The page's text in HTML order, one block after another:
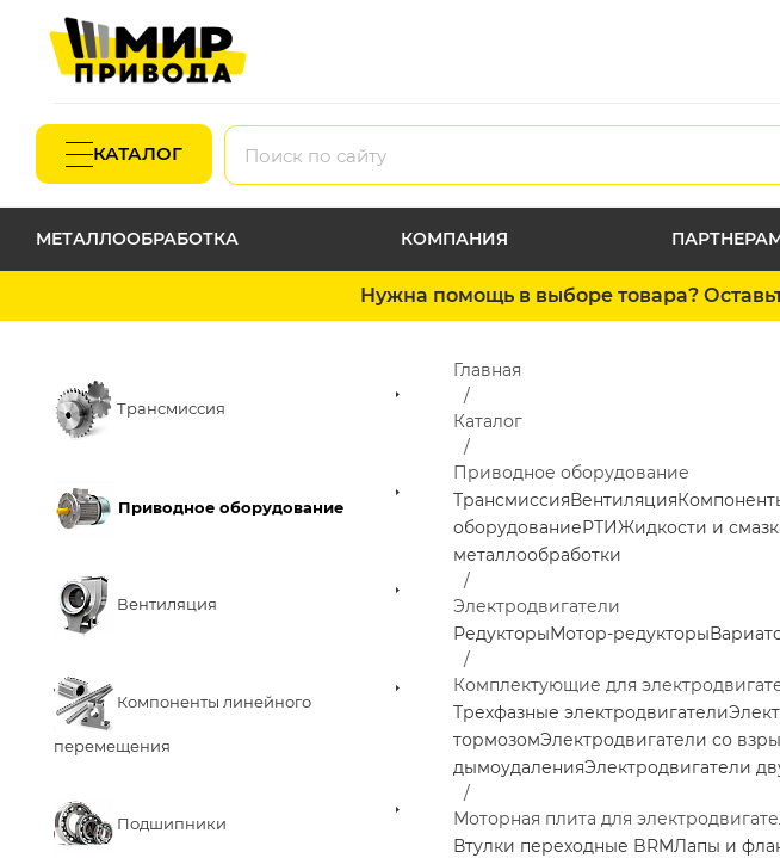
КАТАЛОГ
МЕТАЛЛООБРАБОТКА КОМПАНИЯ
Нужна помощь в выборе товара?
Трансмиссия
Приводное оборудование
Вентиляция
Компоненты линейного
перемещения
Подшипники
Главная
Каталог
Приводное оборудование
ТрансмиссияВентиляция
оборудованиеРТИЖидкости и
металлообработки
Электродвигатели
РедукторыМотор-редукторы
Комплектующие для
Трехфазные электродвигатели
тормозомЭлектродвигатели со
дымоудаленияЭлектродвигатели
Моторная плита для
Втулки переходные BRMЛапы и